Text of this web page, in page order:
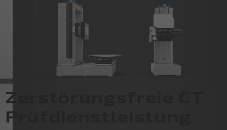
Zerstörungsfreie CT
Prüfdienstleistung